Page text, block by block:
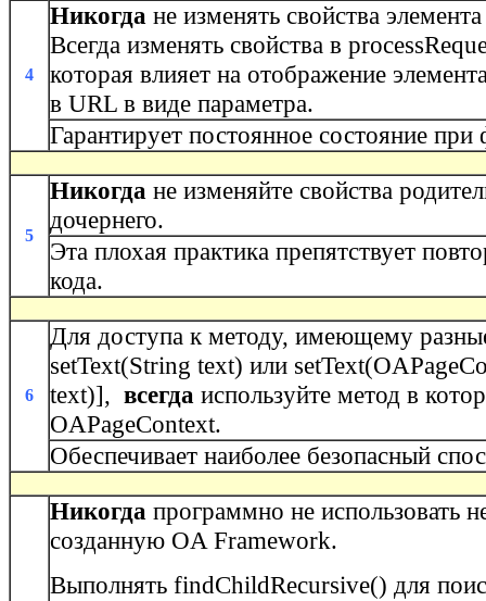
4
Никогда не изменять свойства
Всегда изменять свойства в
которая влияет на отображение
в URL в виде параметра.
Гарантирует постоянное состояние
5
Никогда не изменяйте свойства
дочернего.
Эта плохая практика препятствует
кода.
6
Для доступа к методу, имеющему
setText(String text) или
text)], всегда используйте метод в
OAPageContext.
Обеспечивает наиболее безопасный
Никогда программно не использовать
созданную OA Framework.
Выполнять findChildRecursive() для